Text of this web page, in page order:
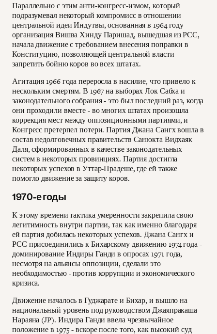
Параллельно с этим анти-конгресс-измом, который
подразумевал некоторый компромисс в отношении
центральной идеи Индутвы, основанная в 1964 году
организация Вишва Хинду Паришад, вышедшая из РСС,
начала движение с требованием внесения поправки в
Конституцию, позволяющей центральной власти
запретить бойню коров во всех штатах.
Агитация 1966 года переросла в насилие, что привело к
нескольким смертям. В 1967 на выборах Лок Сабха и
законодательного собрания - это был последний раз, когда
они проходили вместе - во многих штатах произошла
коррекция мест между оппозиционными партиями, и
Конгресс претерпел потери. Партия Джана Сангх вошла в
состав недолговечных правительств Санюкта Видхаяк
Даля, сформированных в качестве законодательных
систем в некоторых провинциях. Партия достигла
некоторых успехов в Уттар-Прадеше, где ей также
помогло движение за защиту коров.
1970-е годы
К этому времени тактика умеренности закрепила свою
легитимность внутри партии, так как именно благодаря
ей партия добилась некоторых успехов. Джана Сангх и
РСС присоединились к Бихарскому движению 1974 года -
доминирование Индиры Ганди в опросах 1971 года,
несмотря на альянсы оппозиции, сделали это
необходимостью - против коррупции и экономического
кризиса.
Движение началось в Гуджарате и Бихар, и вышло на
национальный уровень под руководством Джаяпракаша
Нараяна (JP). Индира Ганди ввела чрезвычайное
положение в 1975 - вскоре после того, как высокий суд